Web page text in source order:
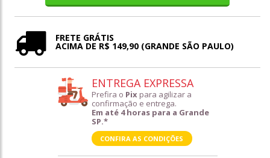
FRETE GRÁTIS
ACIMA DE R$ 149,90 (GRANDE SÃO PAULO)
ENTREGA EXPRESSA
Prefira o Pix para agilizar a
confirmação e entrega.
Em até 4 horas para a Grande
SP.*
CONFIRA AS CONDIÇÕES